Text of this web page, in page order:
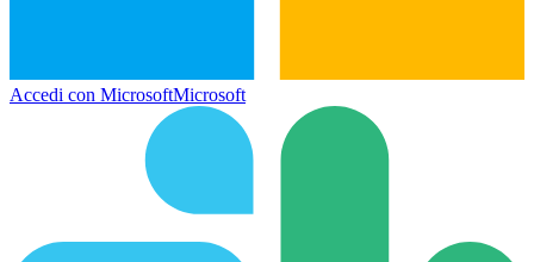
Accedi con MicrosoftMicrosoft